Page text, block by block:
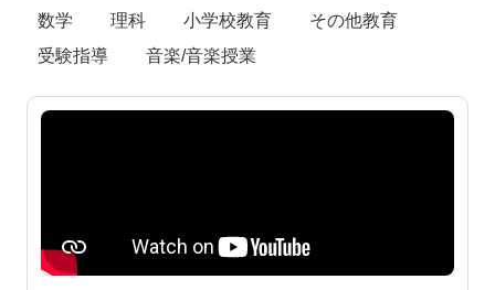
数学
理科 小学校教育
その他教育
受験指導
音楽/音楽授業